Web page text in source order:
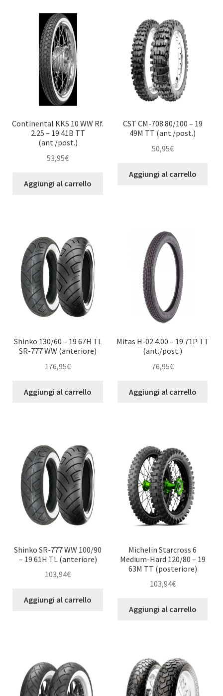
Continental KKS 10 WW Rf.
2.25 – 19 41B TT
(ant./post.)
53,95€
Aggiungi al carrello
CST CM-708 80/100 – 19
49M TT (ant./post.)
50,95€
Aggiungi al carrello
Shinko 130/60 – 19 67H TL
SR-777 WW (anteriore)
176,95€
Aggiungi al carrello
Mitas H-02 4.00 – 19 71P TT
(ant./post.)
76,95€
Aggiungi al carrello
Shinko SR-777 WW 100/90
– 19 61H TL (anteriore)
103,94€
Aggiungi al carrello
Michelin Starcross 6
Medium-Hard 120/80 – 19
63M TT (posteriore)
103,94€
Aggiungi al carrello